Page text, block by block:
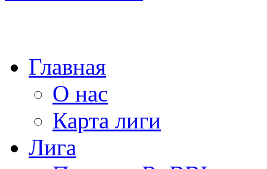
Главная
О нас
Карта лиги
Лига